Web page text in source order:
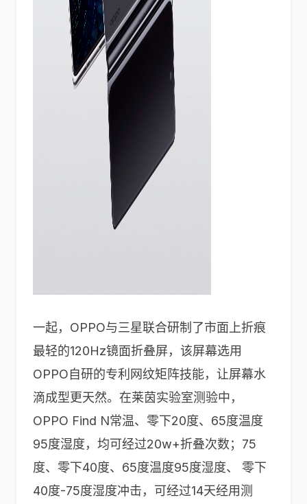
一起，OPPO与三星联合研制了市面上折痕
最轻的120Hz镜面折叠屏，该屏幕选用
OPPO自研的专利网纹矩阵技能，让屏幕水
滴成型更天然。在莱茵实验室测验中，
OPPO Find N常温、零下20度、65度温度
95度湿度，均可经过20w+折叠次数；75
度、零下40度、65度温度95度湿度、 零下
40度-75度湿度冲击，可经过14天经用测